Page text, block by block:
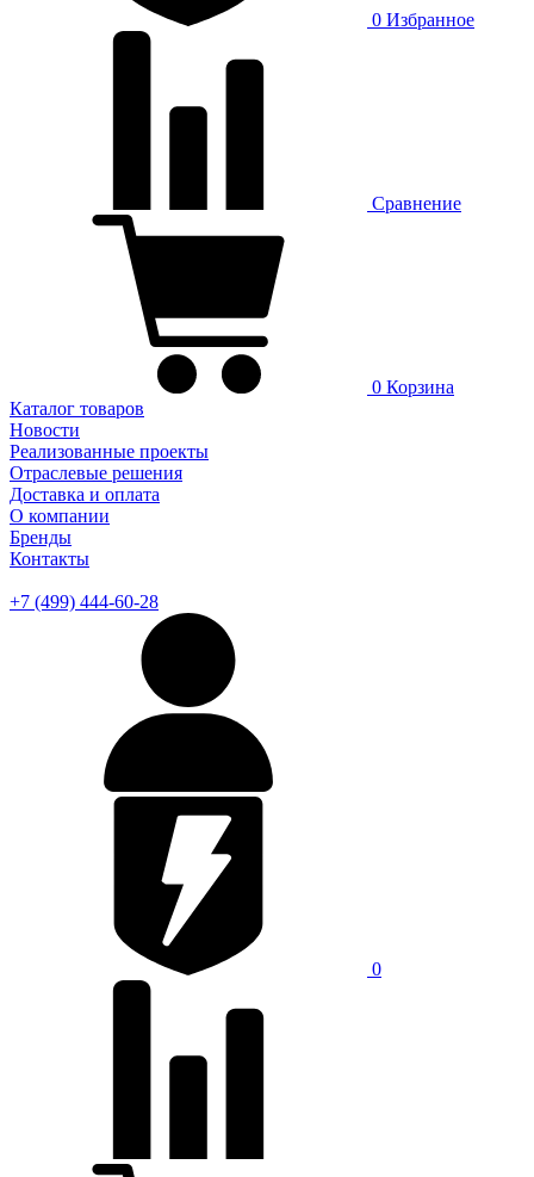
0 Избранное
Сравнение
0 Корзина
Каталог товаров
Новости
Реализованные проекты
Отраслевые решения
Доставка и оплата
О компании
Бренды
Контакты
+7 (499) 444-60-28
0